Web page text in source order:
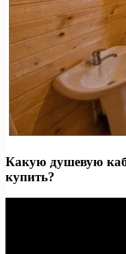
Какую душевую
купить?